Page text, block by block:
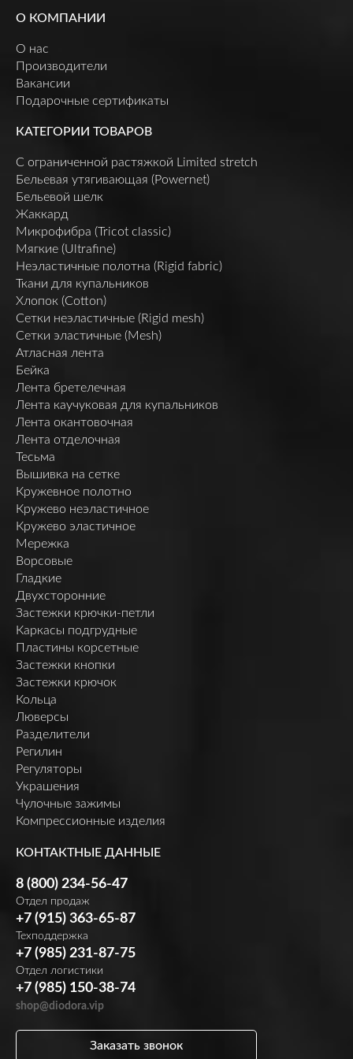
О КОМПАНИИ
О нас
Производители
Вакансии
Подарочные сертификаты
КАТЕГОРИИ ТОВАРОВ
C ограниченной растяжкой Limited stretch
Бельевая утягивающая (Powernet)
Бельевой шелк
Жаккард
Микрофибра (Tricot classic)
Мягкие (Ultrafine)
Неэластичные полотна (Rigid fabric)
Ткани для купальников
Хлопок (Cotton)
Сетки неэластичные (Rigid mesh)
Сетки эластичные (Mesh)
Атласная лента
Бейка
Лента бретелечная
Лента каучуковая для купальников
Лента окантовочная
Лента отделочная
Тесьма
Вышивка на сетке
Кружевное полотно
Кружево неэластичное
Кружево эластичное
Мережка
Ворсовые
Гладкие
Двухсторонние
Застежки крючки-петли
Каркасы подгрудные
Пластины корсетные
Застежки кнопки
Застежки крючок
Кольца
Люверсы
Разделители
Регилин
Регуляторы
Украшения
Чулочные зажимы
Компрессионные изделия
КОНТАКТНЫЕ ДАННЫЕ
8 (800) 234-56-47
Отдел продаж
+7 (915) 363-65-87
Техподдержка
+7 (985) 231-87-75
Отдел логистики
+7 (985) 150-38-74
shop@diodora.vip
Заказать звонок